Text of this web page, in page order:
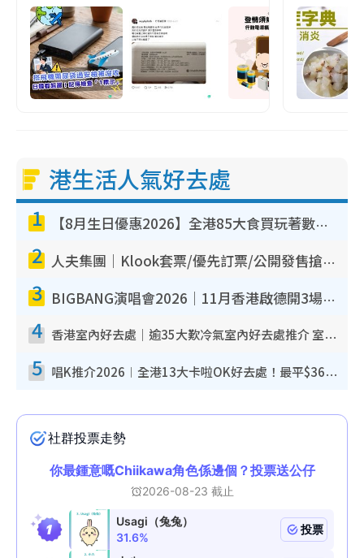
港生活人氣好去處
1 【8月生日優惠2026】全港85大食買玩著數攻略 自助餐/火鍋放題同行免費＋誠品/DONKI送現金券
2 人夫集團｜Klook套票/優先訂票/公開發售搶飛攻略！附票價.購票連結.場地座位表
3 BIGBANG演唱會2026｜11月香港啟德開3場！實名制VIP申請、優先購票攻略
4 香港室內好去處｜逾35大歎冷氣室內好去處推介 室內活動免費避雨無懼落雨
5 唱K推介2026︱全港13大卡啦OK好去處！最平$36起 日文K都有！(附地址+收費詳情)